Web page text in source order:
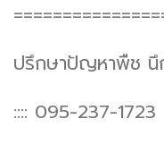
ปรึกษาปัญหาพืช
:::: 095-237-1723